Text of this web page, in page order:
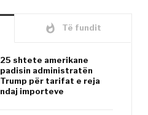
whatshot Të fundit
25 shtete amerikane
padisin administratën
Trump për tarifat e reja
ndaj importeve